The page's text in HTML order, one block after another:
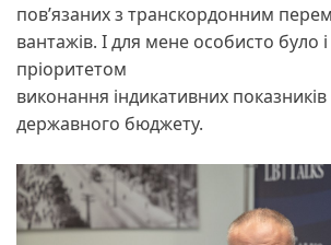
пов’язаних з транскордонним
вантажів. І для мене особисто було
пріоритетом
виконання індикативних
державного бюджету.